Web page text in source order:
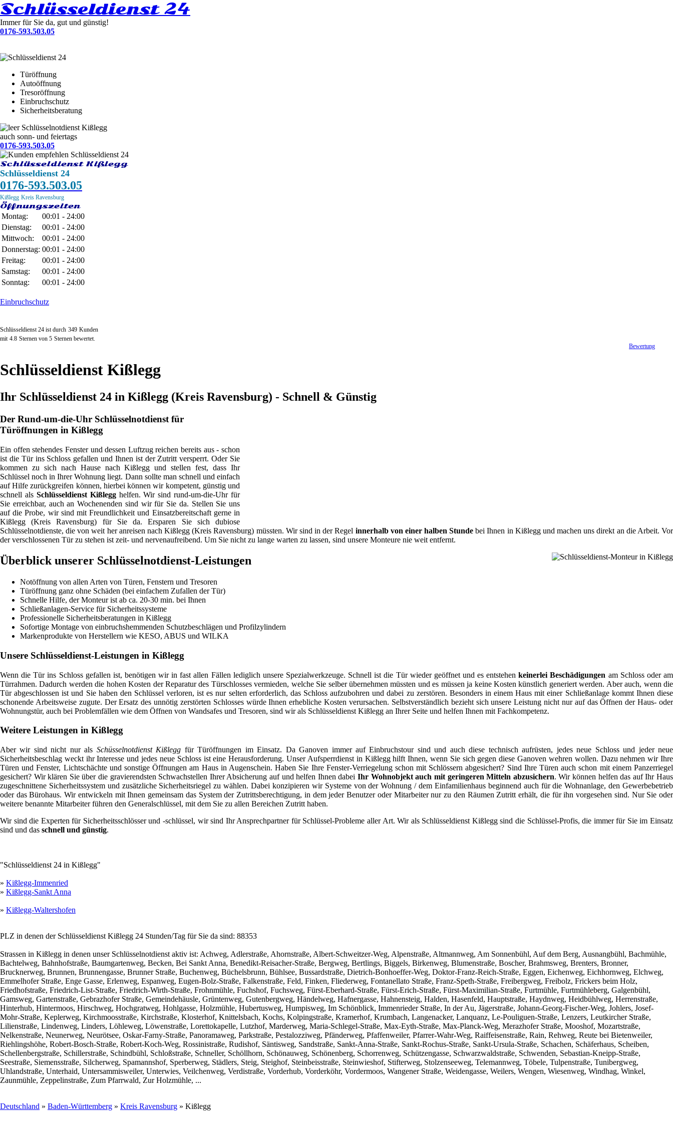
Schlüsseldienst 24
Immer für Sie da, gut und günstig!
0176-593.503.05
Türöffnung
Autoöffnung
Tresoröffnung
Einbruchschutz
Sicherheitsberatung
Schlüsselnotdienst Kißlegg
auch sonn- und feiertags
0176-593.503.05
Schlüsseldienst Kißlegg
Schlüsseldienst 24
0176-593.503.05
Kißlegg Kreis Ravensburg
Öffnungszeiten
Montag:
00:01 - 24:00
Dienstag:
00:01 - 24:00
Mittwoch:
00:01 - 24:00
Donnerstag: 00:01 - 24:00
Freitag:
00:01 - 24:00
Samstag:
00:01 - 24:00
Sonntag:
00:01 - 24:00
Einbruchschutz
Schlüsseldienst 24 ist durch 349 Kunden
mit 4.8 Sternen von 5 Sternen bewertet.
Bewertung
Schlüsseldienst Kißlegg
Ihr Schlüsseldienst 24 in Kißlegg (Kreis Ravensburg) - Schnell & Günstig
Der Rund-um-die-Uhr Schlüsselnotdienst für
Türöffnungen in Kißlegg
Ein offen stehendes Fenster und dessen Luftzug reichen bereits aus - schon
ist die Tür ins Schloss gefallen und Ihnen ist der Zutritt versperrt. Oder Sie
kommen zu sich nach Hause nach Kißlegg und stellen fest, dass Ihr
Schlüssel noch in Ihrer Wohnung liegt. Dann sollte man schnell und einfach
auf Hilfe zurückgreifen können, hierbei können wir kompetent, günstig und
schnell als Schlüsseldienst Kißlegghelfen. Wir sind rund-um-die-Uhr für
Sie erreichbar, auch an Wochenenden sind wir für Sie da. Stellen Sie uns
auf die Probe, wir sind mit Freundlichkeit und Einsatzbereitschaft gerne in
Kißlegg (Kreis Ravensburg) für Sie da. Ersparen Sie sich dubiose
Schlüsselnotdienste, die von weit her anreisen nach Kißlegg (Kreis Ravensburg) müssten. Wir sind in der Regel innerhalb von einer halben Stunde bei Ihnen in Kißlegg und machen uns direkt an die Arbeit. Vor
der verschlossenen Tür zu stehen ist zeit- und nervenaufreibend. Um Sie nicht zu lange warten zu lassen, sind unsere Monteure nie weit entfernt.
Überblick unserer Schlüsselnotdienst-Leistungen
Notöffnung von allen Arten von Türen, Fenstern und Tresoren
Türöffnung ganz ohne Schäden (bei einfachem Zufallen der Tür)
Schnelle Hilfe, der Monteur ist ab ca. 20-30 min. bei Ihnen
Schließanlagen-Service für Sicherheitssysteme
Professionelle Sicherheitsberatungen in Kißlegg
Sofortige Montage von einbruchshemmenden Schutzbeschlägen und Profilzylindern
Markenprodukte von Herstellern wie KESO, ABUS und WILKA
Unsere Schlüsseldienst-Leistungen in Kißlegg
Wenn die Tür ins Schloss gefallen ist, benötigen wir in fast allen Fällen lediglich unsere Spezialwerkzeuge. Schnell ist die Tür wieder geöffnet und es entstehenkeinerlei Beschädigungen am Schloss oder am
Türrahmen. Dadurch werden die hohen Kosten der Reparatur des Türschlosses vermieden, welche Sie selber übernehmen müssten und es müssen ja keine Kosten künstlich generiert werden. Aber auch, wenn die
Tür abgeschlossen ist und Sie haben den Schlüssel verloren, ist es nur selten erforderlich, das Schloss aufzubohren und dabei zu zerstören. Besonders in einem Haus mit einer Schließanlage kommt Ihnen diese
schonende Arbeitsweise zugute. Der Ersatz des unnötig zerstörten Schlosses würde Ihnen erhebliche Kosten verursachen. Selbstverständlich bezieht sich unsere Leistung nicht nur auf das Öffnen der Haus- oder
Wohnungstür, auch bei Problemfällen wie dem Öffnen von Wandsafes und Tresoren, sind wir als Schlüsseldienst Kißlegg an Ihrer Seite und helfen Ihnen mit Fachkompetenz.
Weitere Leistungen in Kißlegg
Aber wir sind nicht nur als Schüsselnotdienst Kißlegg für Türöffnungen im Einsatz. Da Ganoven immer auf Einbruchstour sind und auch diese technisch aufrüsten, jedes neue Schloss und jeder neue
Sicherheitsbeschlag weckt ihr Interesse und jedes neue Schloss ist eine Herausforderung. Unser Aufsperrdienst in Kißlegg hilft Ihnen, wenn Sie sich gegen diese Ganoven wehren wollen. Dazu nehmen wir Ihre
Türen und Fenster, Lichtschächte und sonstige Öffnungen am Haus in Augenschein. Haben Sie Ihre Fenster-Verriegelung schon mit Schlössern abgesichert? Sind Ihre Türen auch schon mit einem Panzerriegel
gesichert? Wir klären Sie über die gravierendsten Schwachstellen Ihrer Absicherung auf und helfen Ihnen dabeiIhr Wohnobjekt auch mit geringeren Mitteln abzusichern. Wir können helfen das auf Ihr Haus
zugeschnittene Sicherheitssystem und zusätzliche Sicherheitsriegel zu wählen. Dabei konzipieren wir Systeme von der Wohnung / dem Einfamilienhaus beginnend auch für die Wohnanlage, den Gewerbebetrieb
oder das Bürohaus. Wir entwickeln mit Ihnen gemeinsam das System der Zutrittsberechtigung, in dem jeder Benutzer oder Mitarbeiter nur zu den Räumen Zutritt erhält, die für ihn vorgesehen sind. Nur Sie oder
weitere benannte Mitarbeiter führen den Generalschlüssel, mit dem Sie zu allen Bereichen Zutritt haben.
Wir sind die Experten für Sicherheitsschlösser und -schlüssel, wir sind Ihr Ansprechpartner für Schlüssel-Probleme aller Art. Wir als Schlüsseldienst Kißlegg sind die Schlüssel-Profis, die immer für Sie im Einsatz
sind und das schnell und günstig.
"Schlüsseldienst 24 in Kißlegg"
» Kißlegg-Immenried
» Kißlegg-Sankt Anna
» Kißlegg-Waltershofen
PLZ in denen der Schlüsseldienst Kißlegg 24 Stunden/Tag für Sie da sind: 88353
Strassen in Kißlegg in denen unser Schlüsselnotdienst aktiv ist: Achweg, Adlerstraße, Ahornstraße, Albert-Schweitzer-Weg, Alpenstraße, Altmannweg, Am Sonnenbühl, Auf dem Berg, Ausnangbühl, Bachmühle,
Bachtelweg, Bahnhofstraße, Baumgartenweg, Becken, Bei Sankt Anna, Benedikt-Reisacher-Straße, Bergweg, Bertlings, Biggels, Birkenweg, Blumenstraße, Boscher, Brahmsweg, Brenters, Bronner,
Brucknerweg, Brunnen, Brunnengasse, Brunner Straße, Buchenweg, Büchelsbrunn, Bühlsee, Bussardstraße, Dietrich-Bonhoeffer-Weg, Doktor-Franz-Reich-Straße, Eggen, Eichenweg, Eichhornweg, Elchweg,
Emmelhofer Straße, Enge Gasse, Erlenweg, Espanweg, Eugen-Bolz-Straße, Falkenstraße, Feld, Finken, Fliederweg, Fontanellato Straße, Franz-Speth-Straße, Freibergweg, Freibolz, Frickers beim Holz,
Friedhofstraße, Friedrich-List-Straße, Friedrich-Wirth-Straße, Frohnmühle, Fuchshof, Fuchsweg, Fürst-Eberhard-Straße, Fürst-Erich-Straße, Fürst-Maximilian-Straße, Furtmühle, Furtmühleberg, Galgenbühl,
Gamsweg, Gartenstraße, Gebrazhofer Straße, Gemeindehäusle, Grüntenweg, Gutenbergweg, Händelweg, Hafnergasse, Hahnensteig, Halden, Hasenfeld, Hauptstraße, Haydnweg, Heidbühlweg, Herrenstraße,
Hinterhub, Hintermoos, Hirschweg, Hochgratweg, Hohlgasse, Holzmühle, Hubertusweg, Humpisweg, Im Schönblick, Immenrieder Straße, In der Au, Jägerstraße, Johann-Georg-Fischer-Weg, Johlers, Josef-
Mohr-Straße, Keplerweg, Kirchmoosstraße, Kirchstraße, Klosterhof, Knittelsbach, Kochs, Kolpingstraße, Kramerhof, Krumbach, Langenacker, Lanquanz, Le-Pouliguen-Straße, Lenzers, Leutkircher Straße,
Lilienstraße, Lindenweg, Linders, Löhleweg, Löwenstraße, Lorettokapelle, Lutzhof, Marderweg, Maria-Schlegel-Straße, Max-Eyth-Straße, Max-Planck-Weg, Merazhofer Straße, Mooshof, Mozartstraße,
Nelkenstraße, Neunerweg, Neurötsee, Oskar-Farny-Straße, Panoramaweg, Parkstraße, Pestalozziweg, Pfänderweg, Pfaffenweiler, Pfarrer-Wahr-Weg, Raiffeisenstraße, Rain, Rehweg, Reute bei Bietenweiler,
Riehlingshöhe, Robert-Bosch-Straße, Robert-Koch-Weg, Rossinistraße, Rudishof, Säntisweg, Sandstraße, Sankt-Anna-Straße, Sankt-Rochus-Straße, Sankt-Ursula-Straße, Schachen, Schäferhaus, Scheiben,
Schellenbergstraße, Schillerstraße, Schindbühl, Schloßstraße, Schneller, Schöllhorn, Schönauweg, Schönenberg, Schorrenweg, Schützengasse, Schwarzwaldstraße, Schwenden, Sebastian-Kneipp-Straße,
Seestraße, Siemensstraße, Silcherweg, Spamannshof, Sperberweg, Städlers, Steig, Steighof, Steinbeisstraße, Steinwieshof, Stifterweg, Stolzenseeweg, Telemannweg, Töbele, Tulpenstraße, Tunibergweg,
Uhlandstraße, Unterhaid, Untersammisweiler, Unterwies, Veilchenweg, Verdistraße, Vorderhub, Vorderköhr, Vordermoos, Wangener Straße, Weidengasse, Weilers, Wengen, Wiesenweg, Windhag, Winkel,
Zaunmühle, Zeppelinstraße, Zum Pfarrwald, Zur Holzmühle, ...
Deutschland » Baden-Württemberg » Kreis Ravensburg » Kißlegg